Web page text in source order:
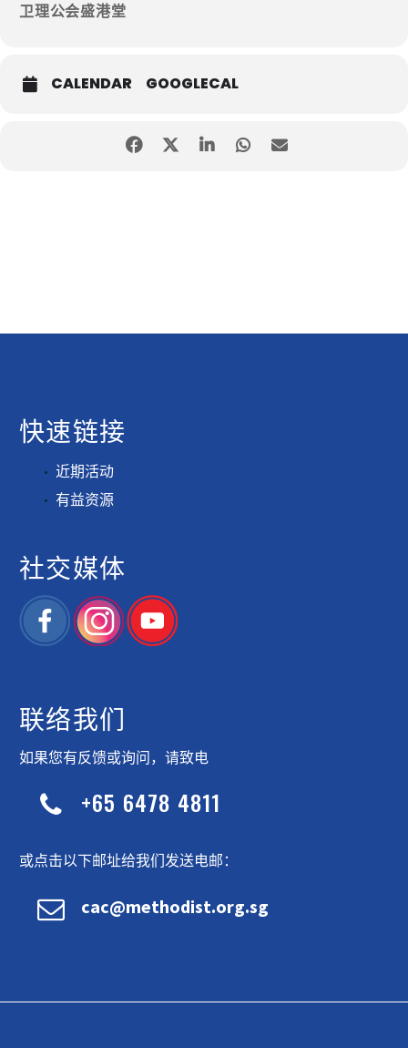
卫理公会盛港堂
CALENDAR GOOGLECAL
快速链接
近期活动
有益资源
社交媒体
联络我们
如果您有反馈或询问，请致电

 +65 6478 4811
或点击以下邮址给我们发送电邮：

 cac@methodist.org.sg